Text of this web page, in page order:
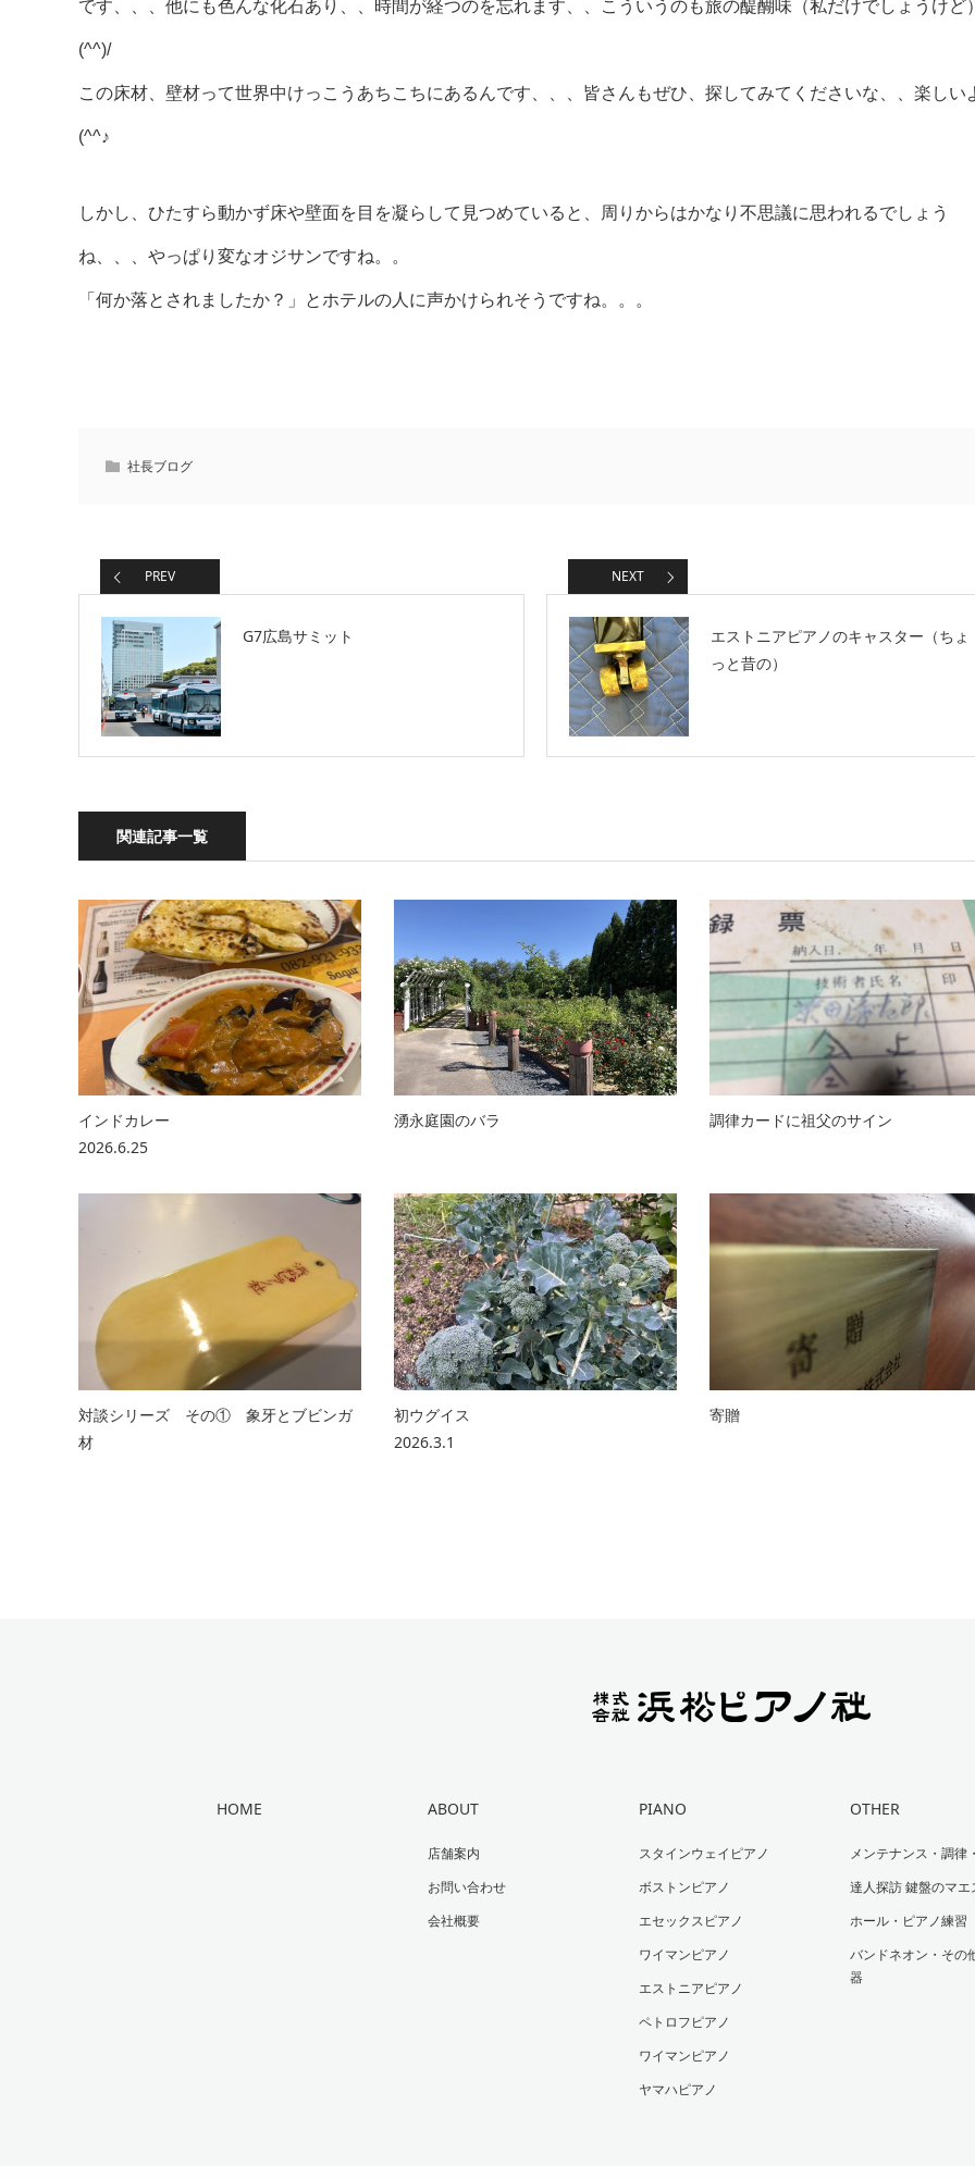
です、、、他にも色んな化石あり、、時間が経つのを忘れます、、こういうのも旅の醍醐味（私だけでしょうけど）
(^^)/
この床材、壁材って世界中けっこうあちこちにあるんです、、、皆さんもぜひ、探してみてくださいな、、楽しい
(^^♪
しかし、ひたすら動かず床や壁面を目を凝らして見つめていると、周りからはかなり不思議に思われるでしょう
ね、、、やっぱり変なオジサンですね。。
「何か落とされましたか？」とホテルの人に声かけられそうですね。。。
社長ブログ
PREV
G7広島サミット
NEXT
エストニアピアノのキャスター（ちょ
っと昔の）
関連記事一覧
インドカレー
2026.6.25
湧永庭園のバラ 調律カードに祖父のサイン
対談シリーズ その① 象牙とブビンガ
材
初ウグイス
2026.3.1
寄贈
HOME ABOUT
店舗案内
お問い合わせ
会社概要
PIANO
スタインウェイピアノ
ボストンピアノ
エセックスピアノ
ワイマンピアノ
エストニアピアノ
ペトロフピアノ
ワイマンピアノ
ヤマハピアノ
OTHER
メンテナンス・調律
達人探訪 鍵盤のマエ
ホール・ピアノ練習
バンドネオン・その
器